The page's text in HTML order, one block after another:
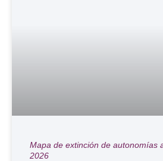
Mapa de extinción de autonomías
2026